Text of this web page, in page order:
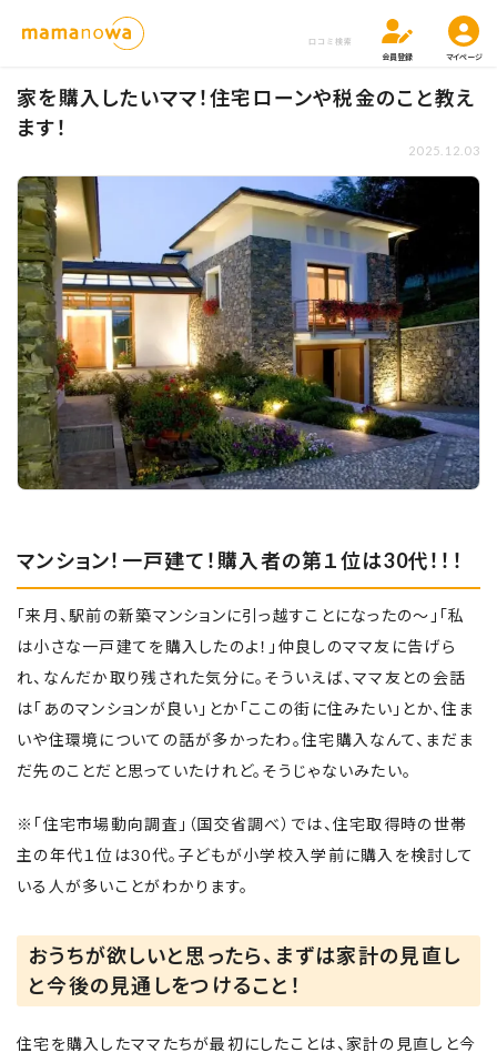
口コミ検索
会員登録
マイページ
家を購入したいママ！住宅ローンや税金のこと教え
ます！
2025.12.03
マンション！一戸建て！購入者の第１位は30代！！！
「来月、駅前の新築マンションに引っ越すことになったの〜」「私
は小さな一戸建てを購入したのよ！」仲良しのママ友に告げら
れ、なんだか取り残された気分に。そういえば、ママ友との会話
は「あのマンションが良い」とか「ここの街に住みたい」とか、住ま
いや住環境についての話が多かったわ。住宅購入なんて、まだま
だ先のことだと思っていたけれど。そうじゃないみたい。
※「住宅市場動向調査」（国交省調べ）では、住宅取得時の世帯
主の年代１位は30代。子どもが小学校入学前に購入を検討して
いる人が多いことがわかります。
おうちが欲しいと思ったら、まずは家計の見直し
と今後の見通しをつけること！
住宅を購入したママたちが最初にしたことは、家計の見直しと今